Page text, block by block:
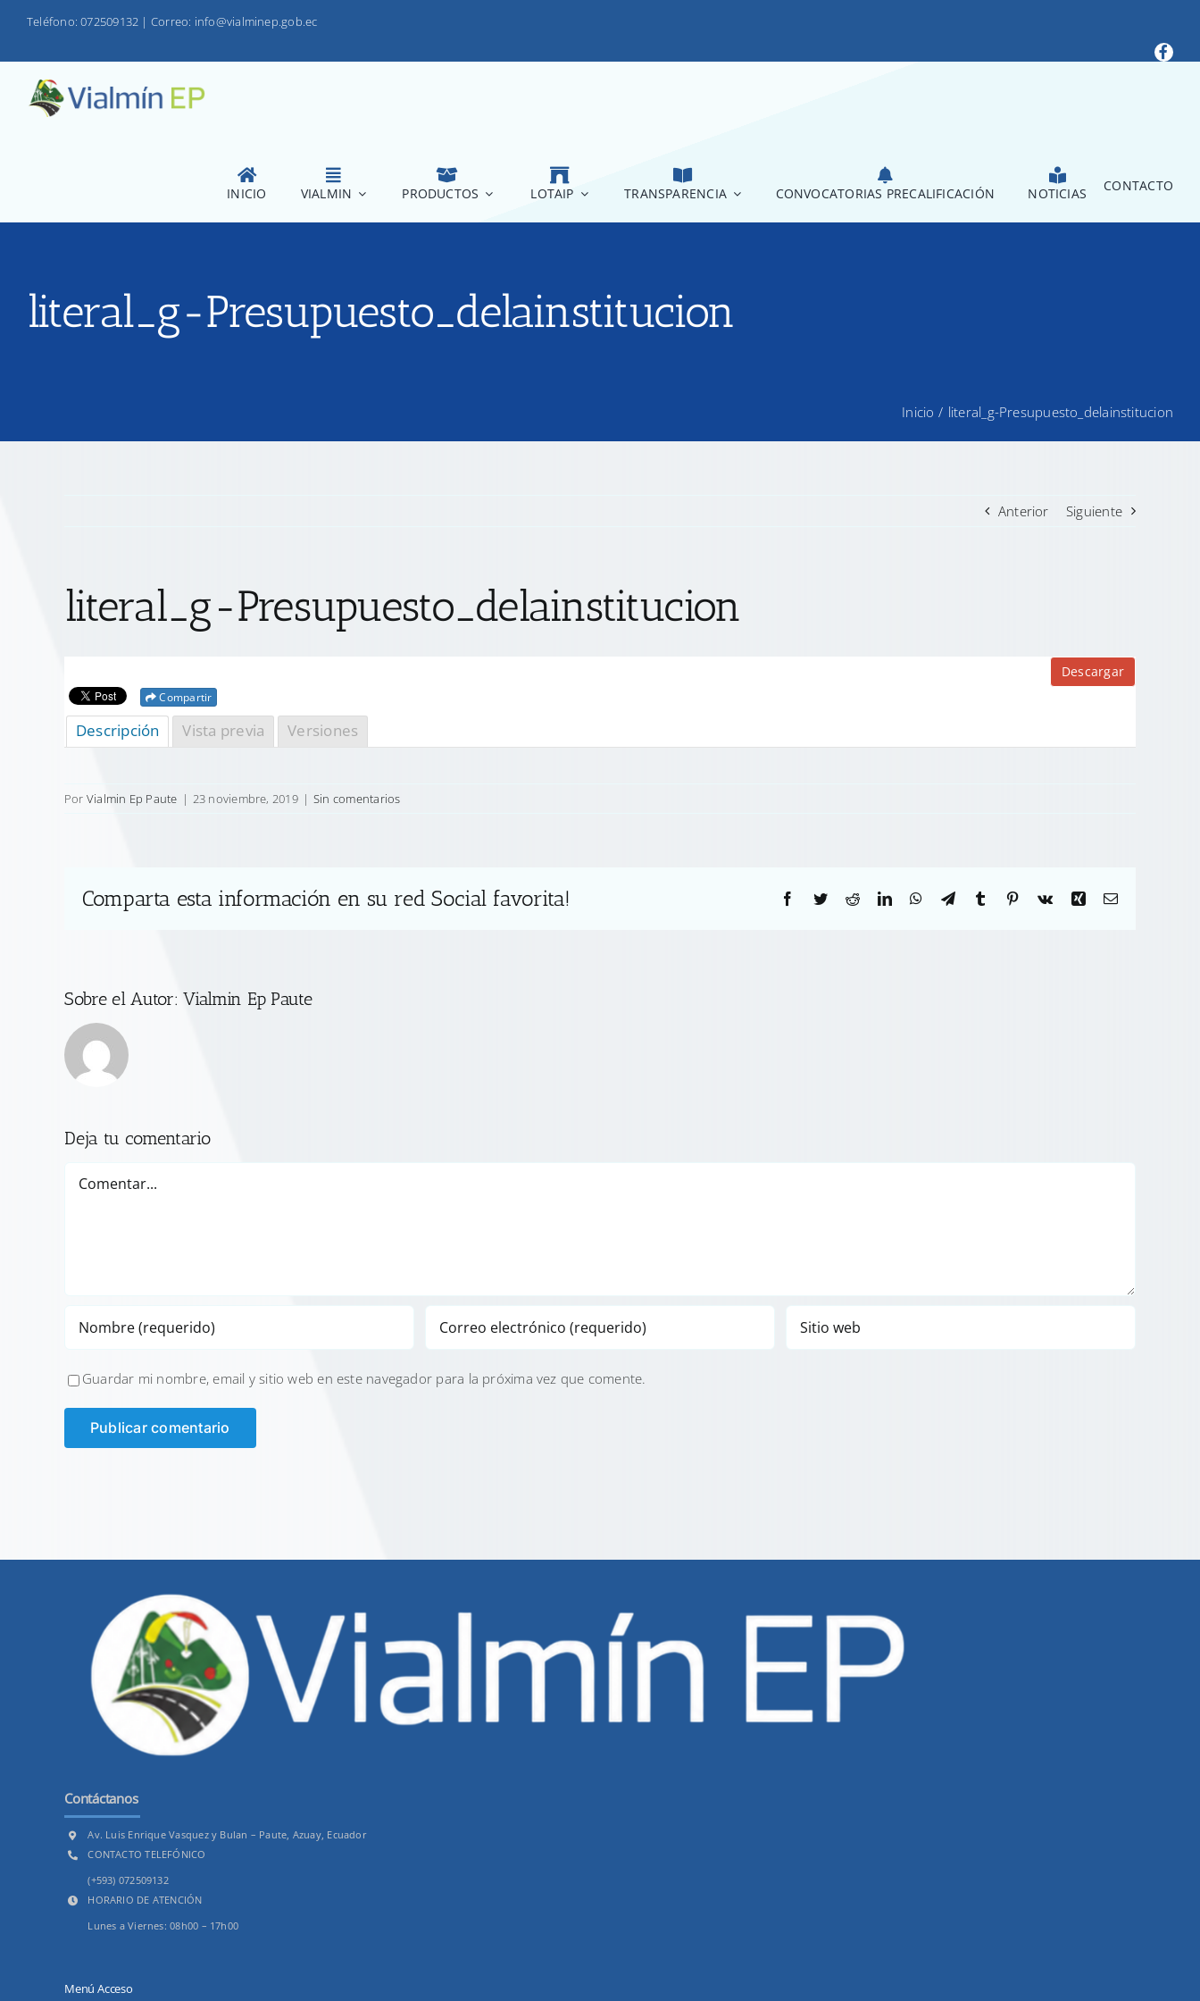
Teléfono: 072509132 | Correo: info@vialminep.gob.ec
INICIO VIALMIN PRODUCTOS LOTAIP TRANSPARENCIA CONVOCATORIAS PRECALIFICACIÓN NOTICIAS CONTACTO
literal_g-Presupuesto_delainstitucion
Inicio / literal_g-Presupuesto_delainstitucion
Anterior Siguiente
literal_g-Presupuesto_delainstitucion
Descargar
Compartir
Descripción Vista previa Versiones
Por Vialmin Ep Paute | 23 noviembre, 2019 | Sin comentarios
Comparta esta información en su red Social favorita! Facebook
TwitterRedditLinkedInWhatsApp
TelegramTumblr Pinterest
Vk Xing Correo
Sobre el Autor:Vialmin Ep Paute
Deja tu comentario
Guardar mi nombre, email y sitio web en este navegador para la próxima vez que comente.
Contáctanos
Av. Luis Enrique Vasquez y Bulan – Paute, Azuay, Ecuador
CONTACTO TELEFÓNICO
(+593) 072509132
HORARIO DE ATENCIÓN
Lunes a Viernes: 08h00 – 17h00
Menú Acceso